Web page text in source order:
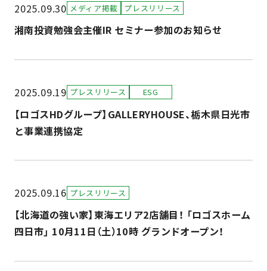
2025.09.30 メディア掲載 プレスリリース
湘南投資勉強会主催IR セミナー参加のお知らせ
2025.09.19 プレスリリース ESG
【ロゴスHDグループ】GALLERYHOUSE、栃木県日光市
と事業連携協定
2025.09.16 プレスリリース
【北海道の強い家】東海エリア2店舗目！ 「ロゴスホーム
四日市」 10月11日（土）10時 グランドオープン！